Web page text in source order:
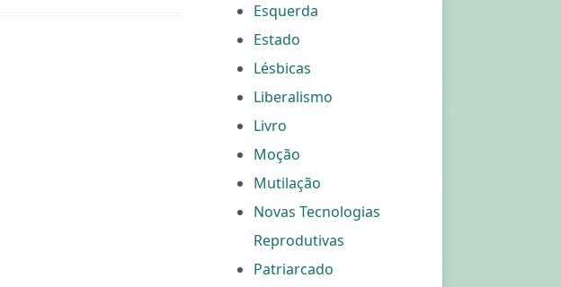
Esquerda
Estado
Lésbicas
Liberalismo
Livro
Moção
Mutilação
Novas Tecnologias
Reprodutivas
Patriarcado